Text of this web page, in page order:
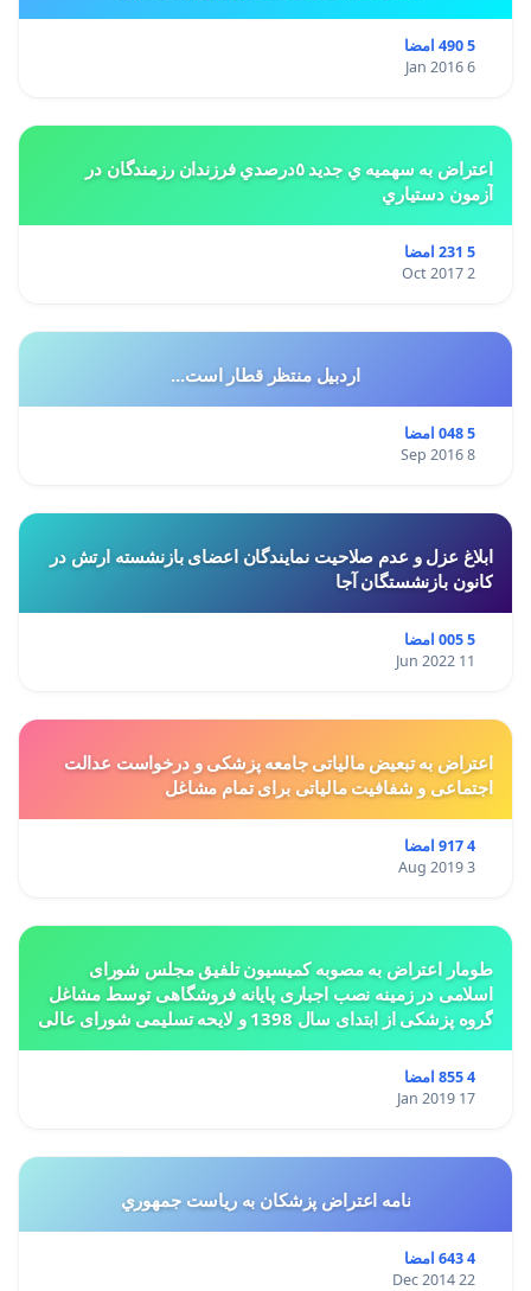
5 490 امضا
6 Jan 2016
اعتراض به سهميه ي جديد ٥درصدي فرزندان رزمندگان در
آزمون دستياري
5 231 امضا
2 Oct 2017
اردبیل منتظر قطار است...
5 048 امضا
8 Sep 2016
ابلاغ عزل و عدم صلاحیت نمایندگان اعضای بازنشسته ارتش در
کانون بازنشستگان آجا
5 005 امضا
11 Jun 2022
اعتراض به تبعیض مالیاتی جامعه پزشکی و درخواست عدالت
اجتماعی و شفافیت مالیاتی برای تمام مشاغل
4 917 امضا
3 Aug 2019
طومار اعتراض به مصوبه کمیسیون تلفیق مجلس شورای
اسلامی در زمینه نصب اجباری پایانه فروشگاهی توسط مشاغل
گروه پزشکی از ابتدای سال 1398 و لایحه تسلیمی شورای عالی
4 855 امضا
17 Jan 2019
نامه اعتراض پزشكان به رياست جمهوري
4 643 امضا
22 Dec 2014